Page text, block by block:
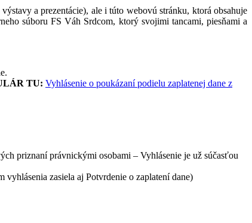
a prezentácie), ale i túto webovú stránku, ktorá obsahuje
súboru FS Váh Srdcom, ktorý svojimi tancami, piesňami a
TU: Vyhlásenie o poukázaní podielu zaplatenej dane z
priznaní právnickými osobami – Vyhlásenie je už súčasťou
zasiela aj Potvrdenie o zaplatení dane)